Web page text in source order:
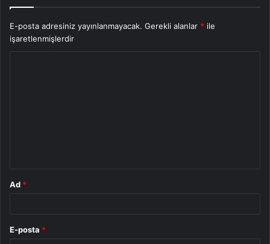
E-posta adresiniz yayınlanmayacak. Gerekli alanlar * ile
işaretlenmişlerdir
Ad *
E-posta *